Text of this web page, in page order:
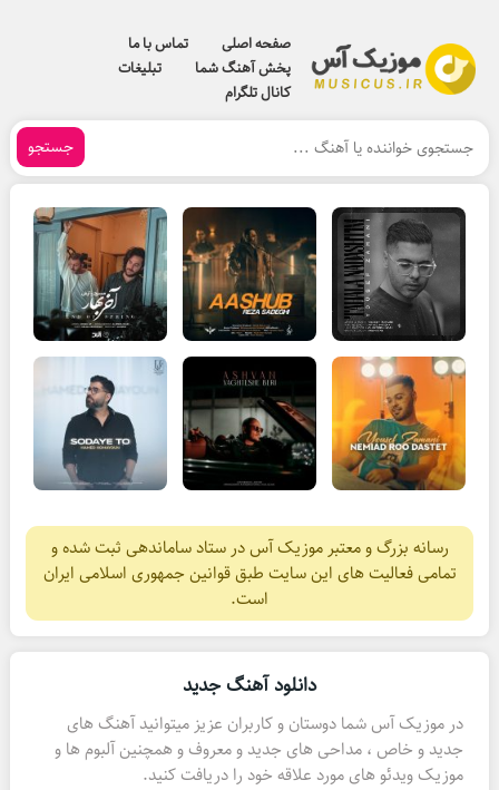
صفحه اصلی
تماس با ما
پخش آهنگ شما
تبلیغات
کانال تلگرام
جستجو
رسانه بزرگ و معتبر موزیک آس در ستاد ساماندهی ثبت شده و
تمامی فعالیت های این سایت طبق قوانین جمهوری اسلامی ایران
است.
دانلود آهنگ جدید
در موزیک آس شما دوستان و کاربران عزیز میتوانید آهنگ های
جدید و خاص ، مداحی های جدید و معروف و همچنین آلبوم ها و
موزیک ویدئو های مورد علاقه خود را دریافت کنید.